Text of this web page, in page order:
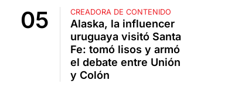
CREADORA DE CONTENIDO
Alaska, la influencer
uruguaya visitó Santa
Fe: tomó lisos y armó
el debate entre Unión
y Colón